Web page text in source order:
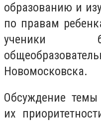
образованию и
по правам
ученики
Новомосковска.
Обсуждение
их